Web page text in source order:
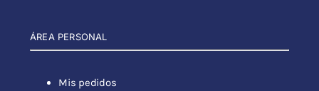
ÁREA PERSONAL
Mis pedidos